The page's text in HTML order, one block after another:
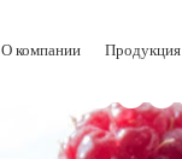
О компании Продукция